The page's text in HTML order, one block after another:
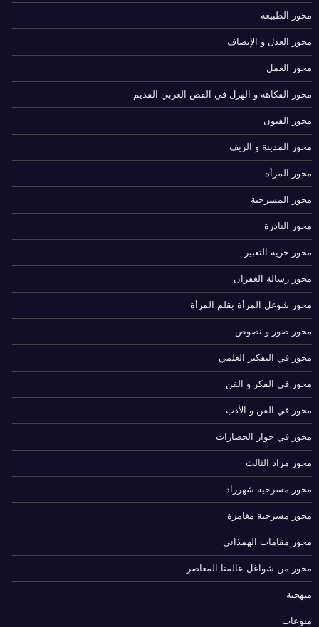
محور الطبيعة
محور العدل و الإنصاف
محور العمل
محور الفكاهة و الهزل في القص العربي القديم
محور الفنون
محور المدينة و الريف
محور المرأة
محور المسرحية
محور النادرة
محور حرية التعبير
محور رسالة الغفران
محور شوغل المرأة بقلم المرأة
محور صور و نصوص
محور في التفكير العلمي
محور في الفكر و الفن
محور في الفن و الأدب
محور في حوار الحضارات
محور مراد الثالث
محور مسرحية شهرزاد
محور مسرحية مغامرة
محور مقامات الهمذاني
محور من شواغل عالمنا المعاصر
منهجية
منوعات